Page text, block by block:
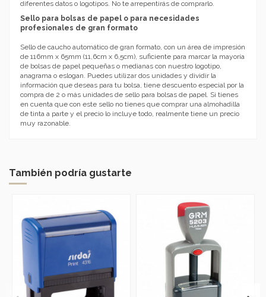
diferentes datos o logotipos. No te arrepentirás de comprarlo.
Sello para bolsas de papel o para necesidades
profesionales de gran formato
Sello de caucho automático de gran formato, con un área de impresión
de 116mm x 65mm (11,6cm x 6,5cm), suficiente para marcar la mayoría
de bolsas de papel pequeñas o medianas con nuestro logotipo,
anagrama o eslogan. Puedes utilizar dos unidades y dividir la
información que deseas para tu bolsa, tiene descuento especial por la
compra de 2 o más unidades de sello para bolsas de papel. Si tienes
en cuenta que con este sello no tienes que comprar una almohadilla
de tinta a parte y el precio lo incluye todo, realmente tiene un precio
muy razonable.
También podría gustarte